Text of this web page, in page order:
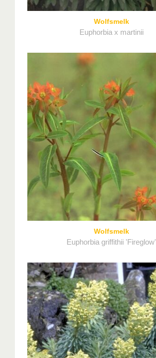
Wolfsmelk
Euphorbia x martinii
Wolfsmelk
Euphorbia griffithii 'Fireglow'